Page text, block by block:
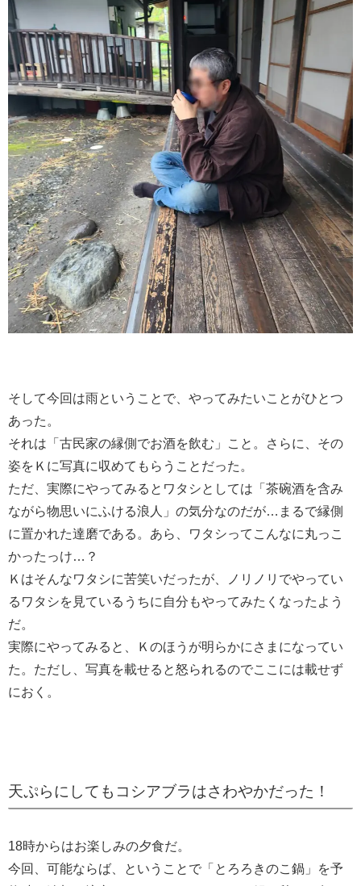
そして今回は雨ということで、やってみたいことがひとつ
あった。
それは「古民家の縁側でお酒を飲む」こと。さらに、その
姿をＫに写真に収めてもらうことだった。
ただ、実際にやってみるとワタシとしては「茶碗酒を含み
ながら物思いにふける浪人」の気分なのだが…まるで縁側
に置かれた達磨である。あら、ワタシってこんなに丸っこ
かったっけ…？
Ｋはそんなワタシに苦笑いだったが、ノリノリでやってい
るワタシを見ているうちに自分もやってみたくなったよう
だ。
実際にやってみると、Ｋのほうが明らかにさまになってい
た。ただし、写真を載せると怒られるのでここには載せず
におく。
天ぷらにしてもコシアブラはさわやかだった！
18時からはお楽しみの夕食だ。
今回、可能ならば、ということで「とろろきのこ鍋」を予